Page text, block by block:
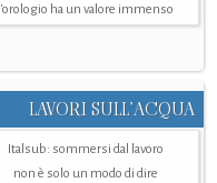
l'orologio ha un valore immenso
LAVORI SULL’ACQUA
Italsub: sommersi dal lavoro
non è solo un modo di dire